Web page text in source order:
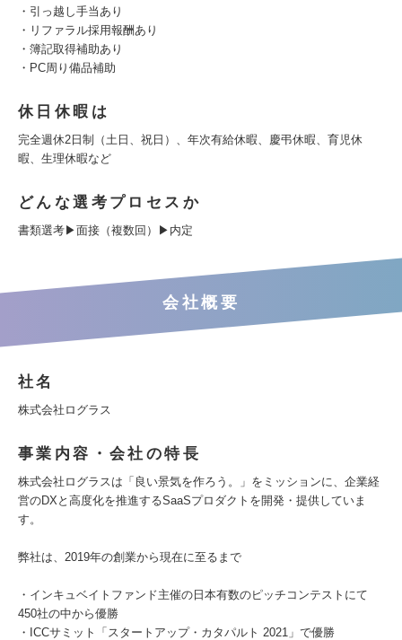
・引っ越し手当あり
・リファラル採用報酬あり
・簿記取得補助あり
・PC周り備品補助
休日休暇は
完全週休2日制（土日、祝日）、年次有給休暇、慶弔休暇、育児休
暇、生理休暇など
どんな選考プロセスか
書類選考▶面接（複数回）▶内定
会社概要
社名
株式会社ログラス
事業内容・会社の特長
株式会社ログラスは「良い景気を作ろう。」をミッションに、企業経
営のDXと高度化を推進するSaaSプロダクトを開発・提供していま
す。
弊社は、2019年の創業から現在に至るまで
・インキュベイトファンド主催の日本有数のピッチコンテストにて
450社の中から優勝
・ICCサミット「スタートアップ・カタパルト 2021」で優勝